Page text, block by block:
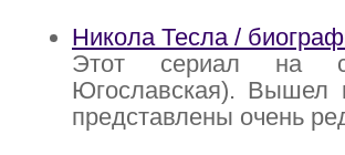
Никола Тесла /
Этот сериал на
Югославская). Вышел
представлены очень